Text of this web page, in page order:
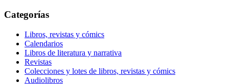
Categorías
Libros, revistas y cómics
Calendarios
Libros de literatura y narrativa
Revistas
Colecciones y lotes de libros, revistas y cómics
Audiolibros